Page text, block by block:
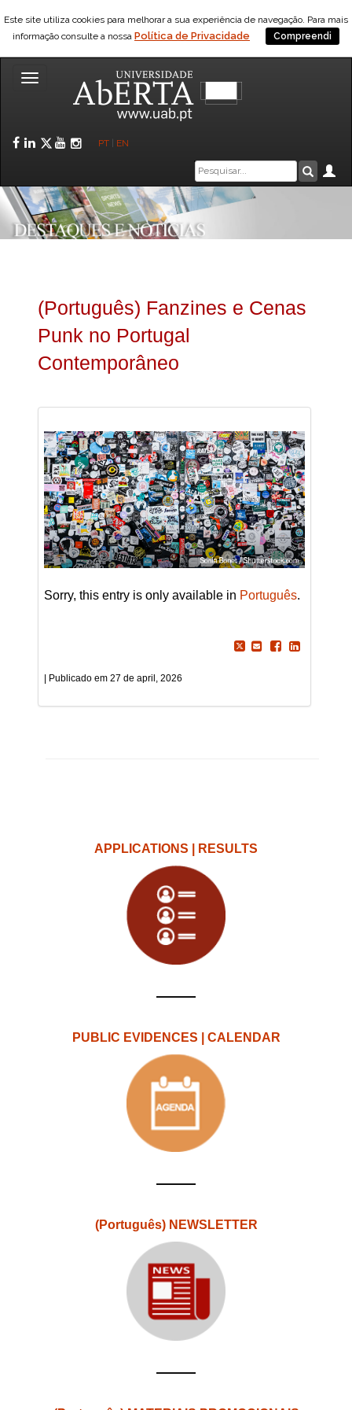
Este site utiliza cookies para melhorar a sua experiência de navegação. Para mais
informação consulte a nossa Política de Privacidade Compreendi
Toggle
Facebook
LinkedIn
Twitter
YouTube
Instagram
PT EN
Caixa
de
pesquisa
(Português) Fanzines e Cenas
Punk no Portugal
Contemporâneo
Sorry, this entry is only available in Português.
27 de april, 2026
APPLICATIONS | RESULTS
PUBLIC EVIDENCES | CALENDAR
(Português) NEWSLETTER